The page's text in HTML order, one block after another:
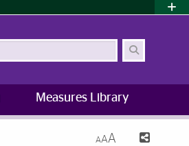
Measures Library
AAA